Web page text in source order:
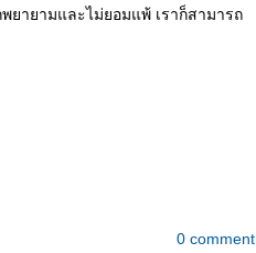
ยายามและไม่ยอมแพ้ เราก็สามารถ
0 comment